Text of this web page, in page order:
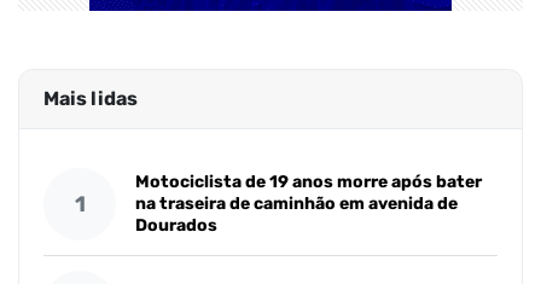
Mais lidas
1
Motociclista de 19 anos morre após bater
na traseira de caminhão em avenida de
Dourados